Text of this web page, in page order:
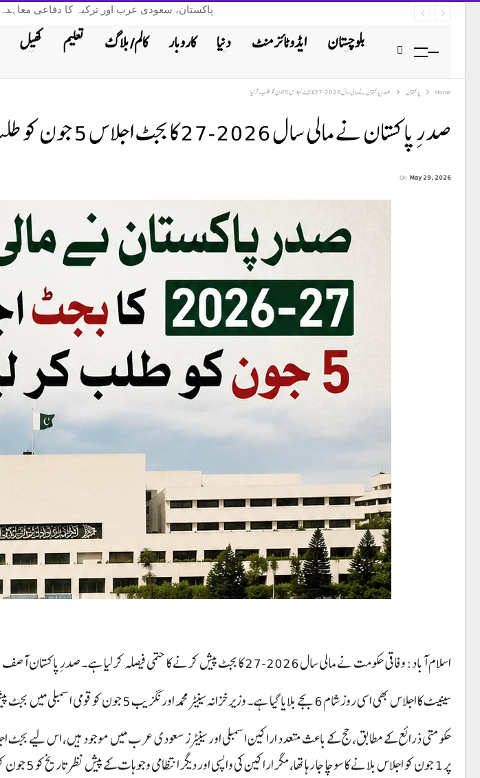
پاکستان، سعودی عرب اور ترکیہ کا دفاعی
کھیل تعلیم کالم/ بلاگ کاروبار دنیا ایڈوٹائزمنٹ
بلوچستان
Home پاکستان صدرِ پاکستان نے مالی سال 2026-27 کا بجٹ اجلاس 5 جون کو طلب کر لیا
صدرِ پاکستان نے مالی سال 2026-27 کا بجٹ اجلاس 5 جون کو طلب کر لیا
On May 29, 2026
اسلام آباد: وفاقی حکومت نے مالی سال 2026-27 کا بجٹ پیش کرنے کا حتمی فیصلہ کر لیا ہے۔ صدرِ پاکستان آصف علی زرداری نے قومی اسمبلی کا بجٹ اجلاس جمعہ 5 جون 2026 کو شام 5 بجے طلب کر لیا ہے۔
سینیٹ کا اجلاس بھی اسی روز شام 6 بجے بلایا گیا ہے۔ وزیر خزانہ سینیٹر محمد اورنگزیب 5 جون کو قومی اسمبلی میں بجٹ پیش کریں گے۔
حکومتی ذرائع کے مطابق، حج کے باعث متعدد اراکین اسمبلی اور سینیٹرز سعودی عرب میں موجود ہیں، اس لیے بجٹ
پر 1 جون کو اجلاس بلانے کا سوچا جا رہا تھا، مگر اراکین کی واپسی اور دیگر انتظامی وجوہات کے پیش نظر تاریخ کو 5 جون کر دیا گیا۔